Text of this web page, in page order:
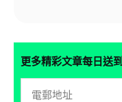
更多精彩文章每日送